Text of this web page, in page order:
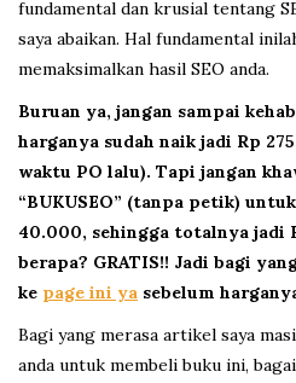
fundamental dan krusial tentang
saya abaikan. Hal fundamental
memaksimalkan hasil SEO anda.
Buruan ya, jangan sampai
harganya sudah naik jadi Rp
waktu PO lalu). Tapi jangan
“BUKUSEO” (tanpa petik)
40.000, sehingga totalnya jadi
berapa? GRATIS!! Jadi bagi
ke page ini ya sebelum
Bagi yang merasa artikel saya
anda untuk membeli buku ini,